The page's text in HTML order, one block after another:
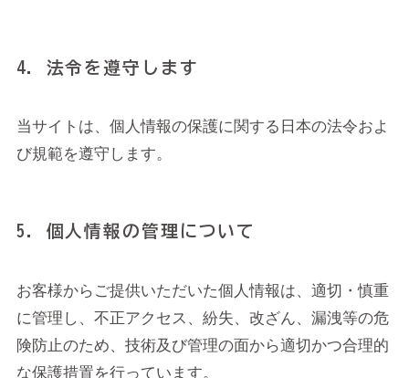
4. 法令を遵守します
当サイトは、個人情報の保護に関する日本の法令およ
び規範を遵守します。
5. 個人情報の管理について
お客様からご提供いただいた個人情報は、適切・慎重
に管理し、不正アクセス、紛失、改ざん、漏洩等の危
険防止のため、技術及び管理の面から適切かつ合理的
な保護措置を行っています。